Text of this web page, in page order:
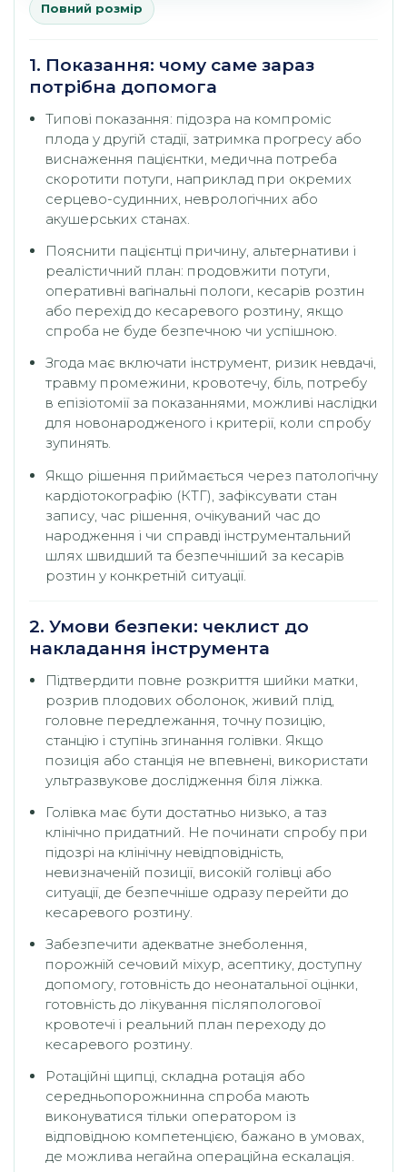
Повний розмір
1. Показання: чому саме зараз
потрібна допомога
Типові показання: підозра на компроміс
плода у другій стадії, затримка прогресу або
виснаження пацієнтки, медична потреба
скоротити потуги, наприклад при окремих
серцево-судинних, неврологічних або
акушерських станах.
Пояснити пацієнтці причину, альтернативи і
реалістичний план: продовжити потуги,
оперативні вагінальні пологи, кесарів розтин
або перехід до кесаревого розтину, якщо
спроба не буде безпечною чи успішною.
Згода має включати інструмент, ризик невдачі,
травму промежини, кровотечу, біль, потребу
в епізіотомії за показаннями, можливі наслідки
для новонародженого і критерії, коли спробу
зупинять.
Якщо рішення приймається через патологічну
кардіотокографію (КТГ), зафіксувати стан
запису, час рішення, очікуваний час до
народження і чи справді інструментальний
шлях швидший та безпечніший за кесарів
розтин у конкретній ситуації.
2. Умови безпеки: чеклист до
накладання інструмента
Підтвердити повне розкриття шийки матки,
розрив плодових оболонок, живий плід,
головне передлежання, точну позицію,
станцію і ступінь згинання голівки. Якщо
позиція або станція не впевнені, використати
ультразвукове дослідження біля ліжка.
Голівка має бути достатньо низько, а таз
клінічно придатний. Не починати спробу при
підозрі на клінічну невідповідність,
невизначеній позиції, високій голівці або
ситуації, де безпечніше одразу перейти до
кесаревого розтину.
Забезпечити адекватне знеболення,
порожній сечовий міхур, асептику, доступну
допомогу, готовність до неонатальної оцінки,
готовність до лікування післяпологової
кровотечі і реальний план переходу до
кесаревого розтину.
Ротаційні щипці, складна ротація або
середньопорожнинна спроба мають
виконуватися тільки оператором із
відповідною компетенцією, бажано в умовах,
де можлива негайна операційна ескалація.